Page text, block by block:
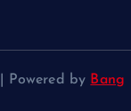
Powered by Bang